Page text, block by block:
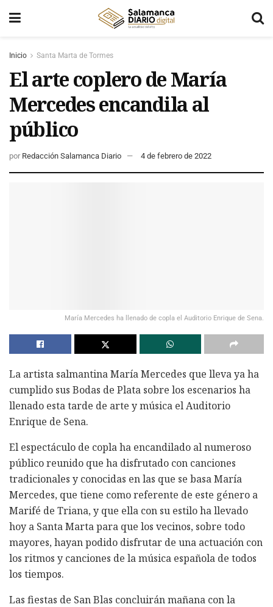
Inicio Santa Marta de Tormes
El arte coplero de María
Mercedes encandila al
público
por Redacción Salamanca Diario 4 de febrero de 2022
María Mercedes ha llenado de copla el Auditorio Enrique de Sena.
La artista salmantina María Mercedes que lleva ya ha
cumplido sus Bodas de Plata sobre los escenarios ha
llenado esta tarde de arte y música el Auditorio
Enrique de Sena.
El espectáculo de copla ha encandilado al numeroso
público reunido que ha disfrutado con canciones
tradicionales y conocidas en las que se basa María
Mercedes, que tiene como referente de este género a
Marifé de Triana, y que ella con su estilo ha llevado
hoy a Santa Marta para que los vecinos, sobre todo
mayores, hayan podido disfrutar de una actuación con
los ritmos y canciones de la música española de todos
los tiempos.
Las fiestas de San Blas concluirán mañana con la